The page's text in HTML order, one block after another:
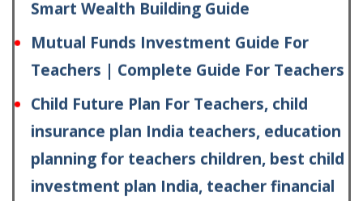
Teachers | Complete Guide For Teachers
Child Future Plan For Teachers, child
insurance plan India teachers, education
planning for teachers children, best child
investment plan India, teacher financial
planning child future
Child Future Plan and Insurance Guide